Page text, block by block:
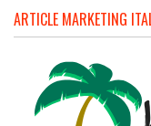
ARTICLE MARKETING